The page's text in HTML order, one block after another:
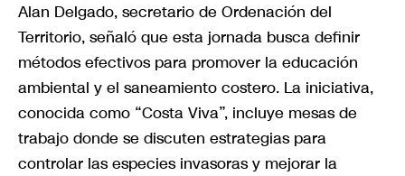
Alan Delgado, secretario de Ordenación del
Territorio, señaló que esta jornada busca definir
métodos efectivos para promover la educación
ambiental y el saneamiento costero. La iniciativa,
conocida como “Costa Viva”, incluye mesas de
trabajo donde se discuten estrategias para
controlar las especies invasoras y mejorar la